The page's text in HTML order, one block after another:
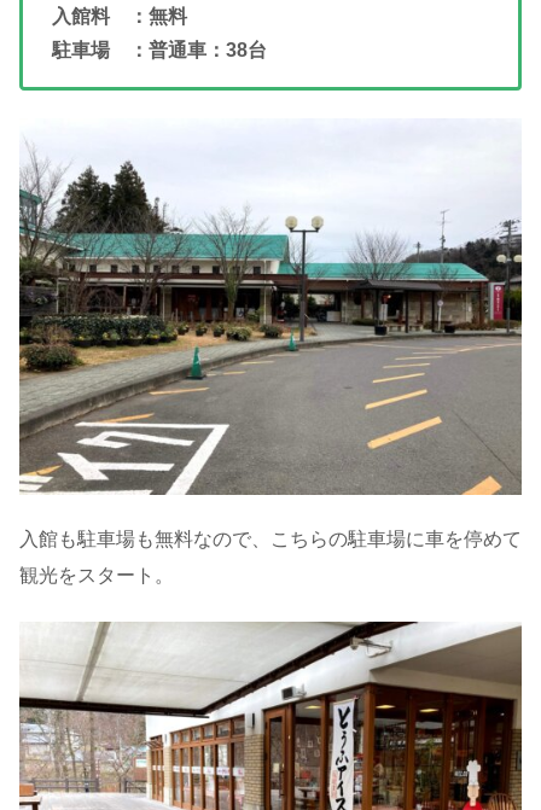
入館料 ：無料
駐車場 ：普通車：38台
入館も駐車場も無料なので、こちらの駐車場に車を停めて
観光をスタート。